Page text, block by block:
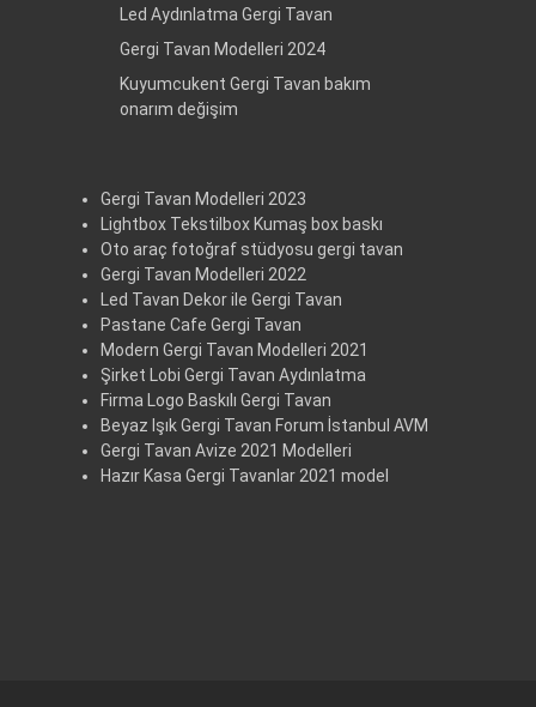
Led Aydınlatma Gergi Tavan
Gergi Tavan Modelleri 2024
Kuyumcukent Gergi Tavan bakım
onarım değişim
Gergi Tavan Modelleri 2023
Lightbox Tekstilbox Kumaş box baskı
Oto araç fotoğraf stüdyosu gergi tavan
Gergi Tavan Modelleri 2022
Led Tavan Dekor ile Gergi Tavan
Pastane Cafe Gergi Tavan
Modern Gergi Tavan Modelleri 2021
Şirket Lobi Gergi Tavan Aydınlatma
Firma Logo Baskılı Gergi Tavan
Beyaz Işık Gergi Tavan Forum İstanbul AVM
Gergi Tavan Avize 2021 Modelleri
Hazır Kasa Gergi Tavanlar 2021 model